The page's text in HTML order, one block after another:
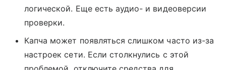
логической. Еще есть аудио- и видеоверсии
проверки.
Капча может появляться слишком часто из-за
настроек сети. Если столкнулись с этой